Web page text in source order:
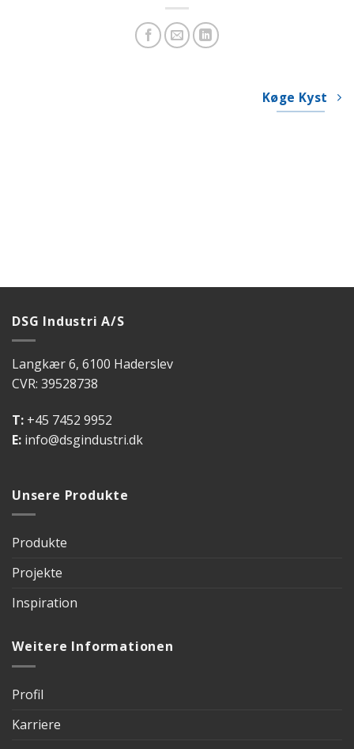
Køge Kyst
DSG Industri A/S
Langkær 6, 6100 Haderslev
CVR: 39528738
T: +45 7452 9952
E: info@dsgindustri.dk
Unsere Produkte
Produkte
Projekte
Inspiration
Weitere Informationen
Profil
Karriere